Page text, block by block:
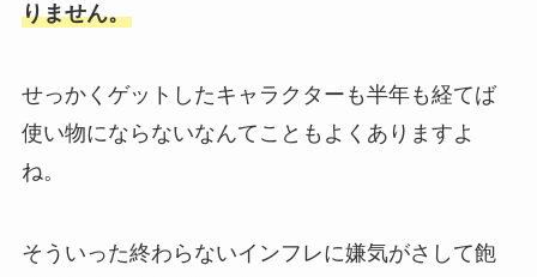
りません。
せっかくゲットしたキャラクターも半年も経てば
使い物にならないなんてこともよくありますよ
ね。
そういった終わらないインフレに嫌気がさして飽